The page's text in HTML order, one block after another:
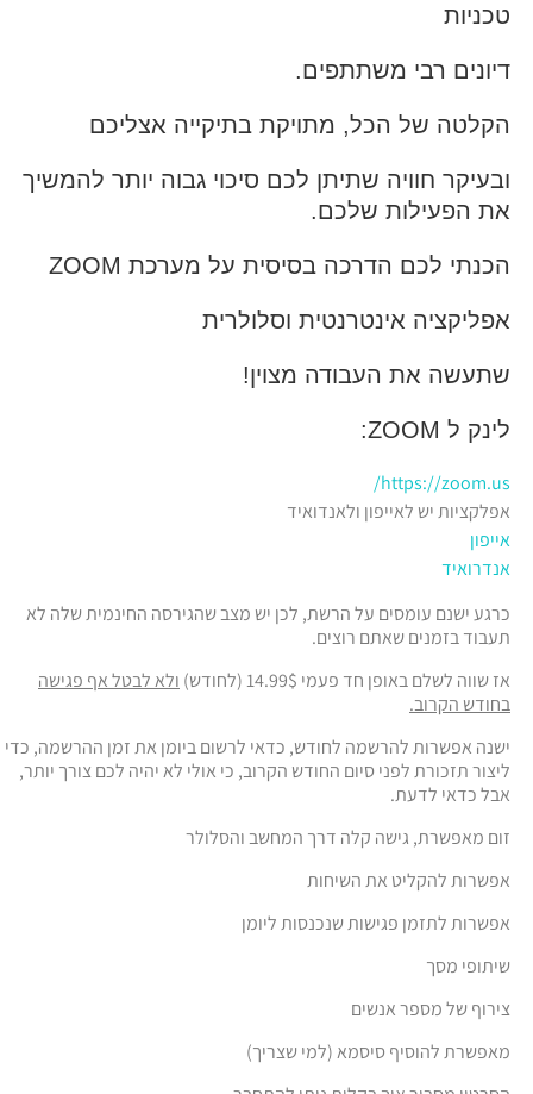
טכניות
דיונים רבי משתתפים.
הקלטה של הכל, מתויקת בתיקייה אצליכם
ובעיקר חוויה שתיתן לכם סיכוי גבוה יותר להמשיך
את הפעילות שלכם.
הכנתי לכם הדרכה בסיסית על מערכת ZOOM
אפליקציה אינטרנטית וסלולרית
שתעשה את העבודה מצוין!
לינק ל ZOOM:
https://zoom.us/
אפלקציות יש לאייפון ולאנדואיד
אייפון
אנדרואיד
כרגע ישנם עומסים על הרשת, לכן יש מצב שהגירסה החינמית שלה לא
תעבוד בזמנים שאתם רוצים.
אז שווה לשלם באופן חד פעמי 14.99$ (לחודש)
ולא לבטל אף פגישה
בחודש הקרוב.
ישנה אפשרות להרשמה לחודש, כדאי לרשום ביומן את זמן ההרשמה, כדי
ליצור תזכורת לפני סיום החודש הקרוב, כי אולי לא יהיה לכם צורך יותר,
אבל כדאי לדעת.
זום מאפשרת, גישה קלה דרך המחשב והסלולר
אפשרות להקליט את השיחות
אפשרות לתזמן פגישות שנכנסות ליומן
שיתופי מסך
צירוף של מספר אנשים
מאפשרת להוסיף סיסמא (למי שצריך)